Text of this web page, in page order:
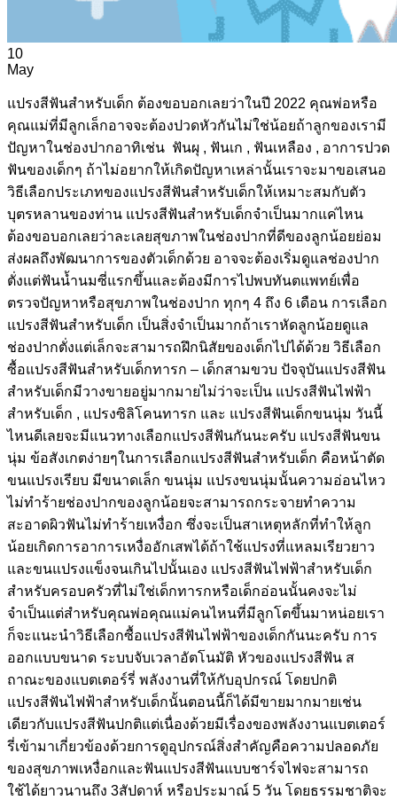
10
May
แปรงสีฟันสำหรับเด็ก ต้องขอบอกเลยว่าในปี 2022 คุณพ่อหรือ
คุณแม่ที่มีลูกเล็กอาจจะต้องปวดหัวกันไม่ใช่น้อยถ้าลูกของเรามี
ปัญหาในช่องปากอาทิเช่น ฟันผุ , ฟันเก , ฟันเหลือง , อาการปวด
ฟันของเด็กๆ ถ้าไม่อยากให้เกิดปัญหาเหล่านั้นเราจะมาขอเสนอ
วิธีเลือกประเภทของแปรงสีฟันสำหรับเด็กให้เหมาะสมกับตัว
บุตรหลานของท่าน แปรงสีฟันสำหรับเด็กจำเป็นมากแค่ไหน
ต้องขอบอกเลยว่าละเลยสุขภาพในช่องปากที่ดีของลูกน้อยย่อม
ส่งผลถึงพัฒนาการของตัวเด็กด้วย อาจจะต้องเริ่มดูแลช่องปาก
ตั่งแต่ฟันน้ำนมซี่แรกขึ้นและต้องมีการไปพบทันตแพทย์เพื่อ
ตรวจปัญหาหรือสุขภาพในช่องปาก ทุกๆ 4 ถึง 6 เดือน การเลือก
แปรงสีฟันสำหรับเด็ก เป็นสิ่งจำเป็นมากถ้าเราหัดลูกน้อยดูแล
ช่องปากตั่งแต่เล็กจะสามารถฝึกนิสัยของเด็กไปได้ด้วย วิธีเลือก
ซื้อแปรงสีฟันสำหรับเด็กทารก – เด็กสามขวบ ปัจจุบันแปรงสีฟัน
สำหรับเด็กมีวางขายอยู่มากมายไม่ว่าจะเป็น แปรงสีฟันไฟฟ้า
สำหรับเด็ก , แปรงซิลิโคนทารก และ แปรงสีฟันเด็กขนนุ่ม วันนี้
ไหนดีเลยจะมีแนวทางเลือกแปรงสีฟันกันนะครับ แปรงสีฟันขน
นุ่ม ข้อสังเกตง่ายๆในการเลือกแปรงสีฟันสำหรับเด็ก คือหน้าตัด
ขนแปรงเรียบ มีขนาดเล็ก ขนนุ่ม แปรงขนนุ่มนั้นความอ่อนไหว
ไม่ทำร้ายช่องปากของลูกน้อยจะสามารถกระจายทำความ
สะอาดผิวฟันไม่ทำร้ายเหงื่อก ซึ่งจะเป็นสาเหตุหลักที่ทำให้ลูก
น้อยเกิดการอาการเหงื่ออักเสพได้ถ้าใช้แปรงที่แหลมเรียวยาว
และขนแปรงแข็งจนเกินไปนั้นเอง แปรงสีฟันไฟฟ้าสำหรับเด็ก
สำหรับครอบครัวที่ไม่ใช่เด็กทารกหรือเด็กอ่อนนั้นคงจะไม่
จำเป็นแต่สำหรับคุณพ่อคุณแม่คนไหนที่มีลูกโตขึ้นมาหน่อยเรา
ก็จะแนะนำวิธีเลือกซื้อแปรงสีฟันไฟฟ้าของเด็กกันนะครับ การ
ออกแบบขนาด ระบบจับเวลาอัตโนมัติ หัวของแปรงสีฟัน ส
ถาณะของแบตเตอร์รี่ พลังงานที่ให้กับอุปกรณ์ โดยปกติ
แปรงสีฟันไฟฟ้าสำหรับเด็กนั้นตอนนี้ก็ได้มีขายมากมายเช่น
เดียวกับแปรงสีฟันปกติแต่เนื่องด้วยมีเรื่องของพลังงานแบตเตอร์
รี่เข้ามาเกี่ยวข้องด้วยการดูอุปกรณ์สิ่งสำคัญคือความปลอดภัย
ของสุขภาพเหงื่อกและฟันแปรงสีฟันแบบชาร์จไฟจะสามารถ
ใช้ได้ยาวนานถึง 3สัปดาห์ หรือประมาณ์ 5 วัน โดยธรรมชาติจะ